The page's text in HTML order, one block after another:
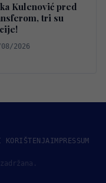
Kulenović pred
tri su
2026
KORIŠTENJAIMPRESSUM